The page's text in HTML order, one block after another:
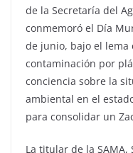
de la Secretaría del
conmemoró el Día
de junio, bajo el lema
contaminación por
conciencia sobre la
ambiental en el
para consolidar un
La titular de la